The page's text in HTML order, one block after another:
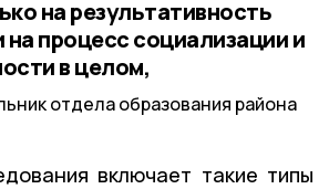
на результативность
на процесс социализации и
в целом,
отдела образования района
включает такие типы